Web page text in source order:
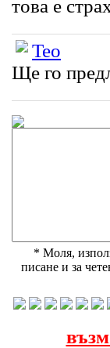
това е
Teo
Ще го
* Моля,
писане и за